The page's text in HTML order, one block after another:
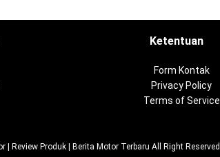
Ketentuan
Form Kontak
Privacy Policy
Terms of Service
| Review Produk | Berita Motor Terbaru All Right Reserved